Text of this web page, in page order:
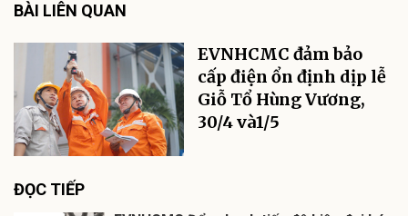
BÀI LIÊN QUAN
EVNHCMC đảm bảo
cấp điện ổn định dịp lễ
Giỗ Tổ Hùng Vương,
30/4 và1/5
ĐỌC TIẾP